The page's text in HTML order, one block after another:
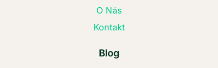
O Nás
Kontakt
Blog